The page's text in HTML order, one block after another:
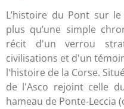
L’histoire du Pont sur
plus qu’une simple
récit d'un verrou
civilisations et d'un
l'histoire de la Corse.
de l'Asco rejoint celle
hameau de Ponte-Leccia